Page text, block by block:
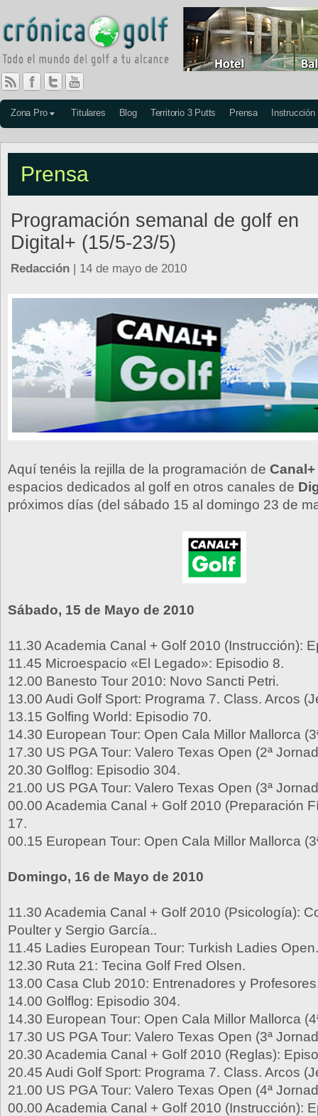
Zona Pro Titulares Blog Territorio 3 Putts Prensa Instrucción
Prensa
Programación semanal de golf en
Digital+ (15/5-23/5)
Redacción | 14 de mayo de 2010
Aquí tenéis la rejilla de la programación de
espacios dedicados al golf en otros canales de
próximos días (del sábado 15 al domingo 23 de
Sábado, 15 de Mayo de 2010
11.30 Academia Canal + Golf 2010 (Instrucción):
11.45 Microespacio «El Legado»: Episodio 8.
12.00 Banesto Tour 2010: Novo Sancti Petri.
13.00 Audi Golf Sport: Programa 7. Class. Arcos
13.15 Golfing World: Episodio 70.
14.30 European Tour: Open Cala Millor Mallorca
17.30 US PGA Tour: Valero Texas Open (2ª
20.30 Golflog: Episodio 304.
21.00 US PGA Tour: Valero Texas Open (3ª
00.00 Academia Canal + Golf 2010 (Preparación
17.
00.15 European Tour: Open Cala Millor Mallorca
Domingo, 16 de Mayo de 2010
11.30 Academia Canal + Golf 2010 (Psicología):
Poulter y Sergio García..
11.45 Ladies European Tour: Turkish Ladies Open.
12.30 Ruta 21: Tecina Golf Fred Olsen.
13.00 Casa Club 2010: Entrenadores y
14.00 Golflog: Episodio 304.
14.30 European Tour: Open Cala Millor Mallorca
17.30 US PGA Tour: Valero Texas Open (3ª
20.30 Academia Canal + Golf 2010 (Reglas):
20.45 Audi Golf Sport: Programa 7. Class. Arcos
21.00 US PGA Tour: Valero Texas Open (4ª
00.00 Academia Canal + Golf 2010 (Instrucción):